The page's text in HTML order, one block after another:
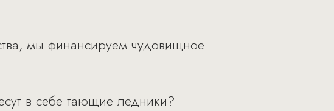
мы финансируем чудовищное
в себе тающие ледники?